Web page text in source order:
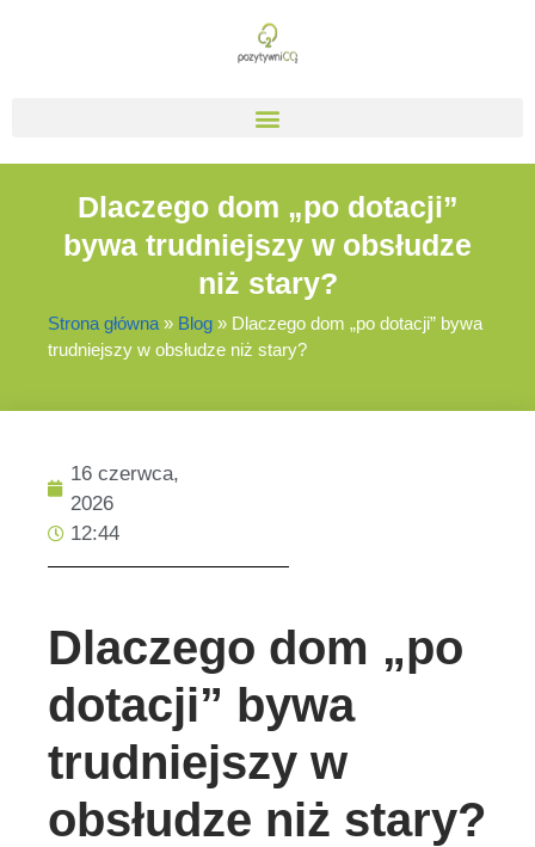
Dlaczego dom „po dotacji”
bywa trudniejszy w obsłudze
niż stary?
Strona główna » Blog » Dlaczego dom „po dotacji” bywa
trudniejszy w obsłudze niż stary?
16 czerwca,
2026
12:44
Dlaczego dom „po
dotacji” bywa
trudniejszy w
obsłudze niż stary?